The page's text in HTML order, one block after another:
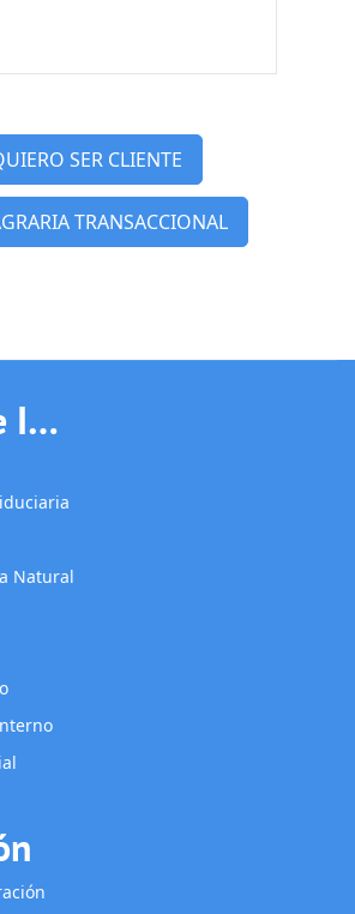
SER CLIENTE
TRANSACCIONAL
Enlaces de Interés
Natural